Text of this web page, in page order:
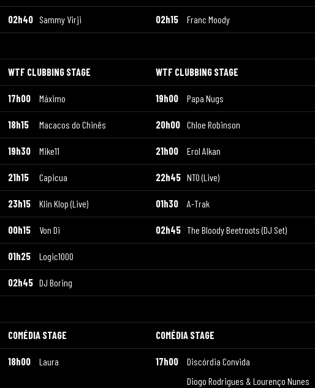
02h40 Sammy Virji 02h15 Franc Moody
WTF CLUBBING STAGE WTF CLUBBING STAGE
17h00 Máximo 19h00 Papa Nugs
18h15 Macacos do Chinês 20h00 Chloe Robinson
19h30 Mike11 21h00 Erol Alkan
21h15 Capicua 22h45 NTO (Live)
23h15 Klin Klop (Live) 01h30 A-Trak
00h15 Von Di 02h45 The Bloody Beetroots (DJ Set)
01h25 Logic1000
02h45 DJ Boring
COMÉDIA STAGE COMÉDIA STAGE
18h00 Laura 17h00
Discórdia Convida
Diogo Rodrigues & Lourenço Nunes